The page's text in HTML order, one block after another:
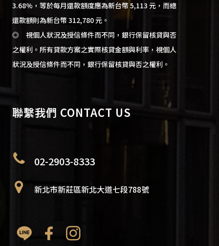
3.68%，等於每月還款額度應為新台幣 5,113 元，而總
還款額則為新台幣 312,780 元。
◎ 視個人狀況及授信條件而不同，銀行保留核貸與否
之權利。所有貸款方案之實際核貸金額與利率，視個人
狀況及授信條件而不同，銀行保留核貸與否之權利。
聯繫我們 CONTACT US
02-2903-8333
新北市新莊區新北大道七段788號